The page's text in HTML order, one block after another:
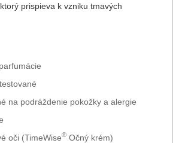
prispieva k vzniku tmavých
na podráždenie pokožky a alergie
oči (TimeWise® Očný krém)